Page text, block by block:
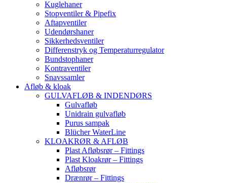
Kuglehaner
Stopventiler & Pipefix
Aftapventiler
Udendørshaner
Sikkerhedsventiler
Differenstryk og Temperaturregulator
Bundstophaner
Kontraventiler
Snavssamler
Afløb & kloak
GULVAFLØB & INDENDØRS
Gulvafløb
Unidrain gulvafløb
Purus sampak
Blücher WaterLine
KLOAKRØR & AFLØB
Plast Afløbsrør – Fittings
Plast Kloakrør – Fittings
Afløbsrør
Drænrør – Fittings